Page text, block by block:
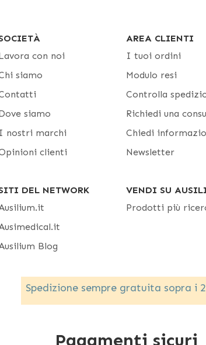
con noi
siamo
siamo
I nostri marchi
clienti
DEL NETWORK
Blog
AREA CLIENTI
I tuoi ordini
Modulo resi
Controlla
Richiedi una
Chiedi
Newsletter
VENDI SU
Prodotti più
Spedizione sempre gratuita sopra i
Pagamenti sicuri